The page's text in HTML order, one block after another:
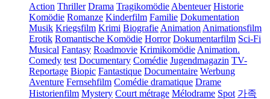
Action Thriller Drama Tragikomödie Abenteuer Historie
Komödie Romanze Kinderfilm Familie Dokumentation
Musik Kriegsfilm Krimi Biografie Animation Animationsfilm
Erotik Romantische Komödie Horror Dokumentarfilm Sci-Fi
Musical Fantasy Roadmovie Krimikomödie Animation.
Comedy test Documentary Comédie Jugendmagazin TV-
Reportage Biopic Fantastique Documentaire Werbung
Aventure Fernsehfilm Comédie dramatique Drame
Historienfilm Mystery Court métrage Mélodrame Spot 가족